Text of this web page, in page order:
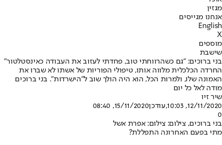
מגזין
אנחנו מגייסים
English
X
מוספים
שישבת
בני ברוכים: "גם כשהרווחתי טוב, פחדתי לעזוב את העבודה כאינסטלטור"
החרדה הכלכלית מלווה אותו, טיפולי הפוריות של אשתו לא שברו את
האמונה שלו, ולמרות הכל, הוא היה הולך שוב ל"הישרדות". בני ברוכים
מודה לאל כל יום
שיר זיו
12/11/2020, 10:03
,עודכן15/11/2020, 08:40
0
בני ברוכים, צילום: צילום: אפרת אשל
מתי בפעם האחרונה התפללת?